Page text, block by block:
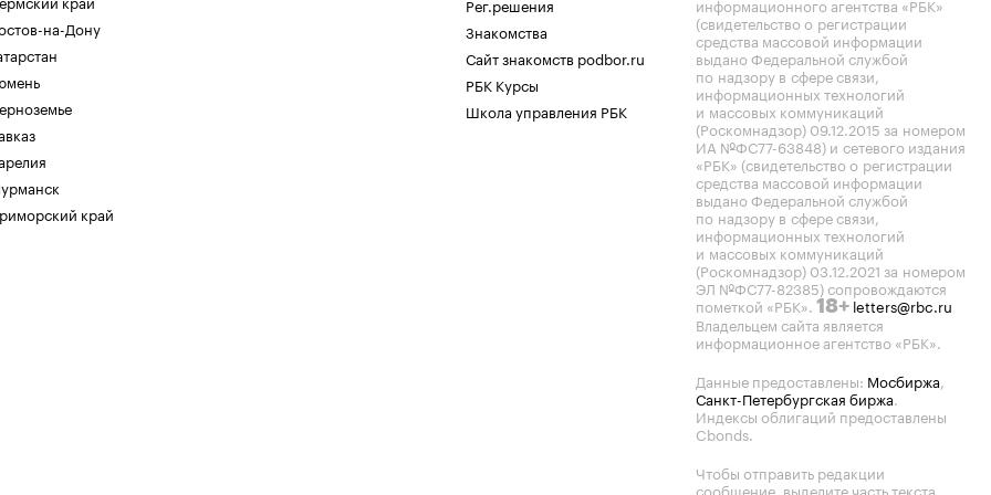
на-Дону
край
Рег.решения
Знакомства
Сайт знакомств podbor.ru
РБК Курсы
Школа управления РБК
информационного агентства «РБК»
(свидетельство о регистрации
средства массовой информации
выдано Федеральной службой
по надзору в сфере связи,
информационных технологий
и массовых коммуникаций
(Роскомнадзор) 09.12.2015 за номером
ИА №ФС77-63848) и сетевого издания
«РБК» (свидетельство о регистрации
средства массовой информации
выдано Федеральной службой
по надзору в сфере связи,
информационных технологий
и массовых коммуникаций
(Роскомнадзор) 03.12.2021 за номером
ЭЛ №ФС77-82385) сопровождаются
пометкой «РБК». 18+ letters@rbc.ru
Владельцем сайта является
информационное агентство «РБК».
Данные предоставлены: Мосбиржа,
Санкт-Петербургская биржа.
Индексы облигаций предоставлены
Cbonds.
Чтобы отправить редакции
сообщение, выделите часть текста